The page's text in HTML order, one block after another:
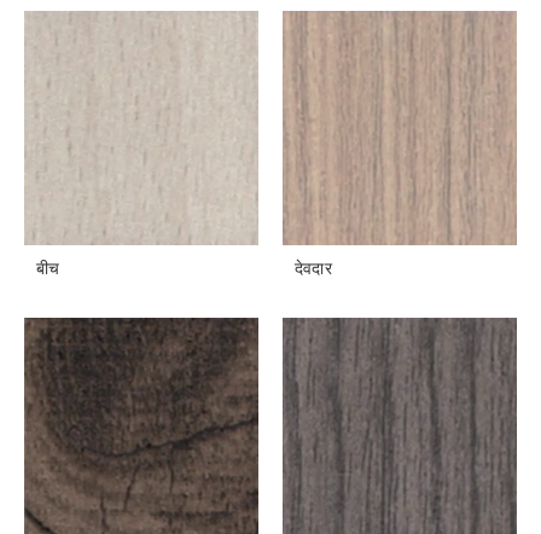
बीच देवदार